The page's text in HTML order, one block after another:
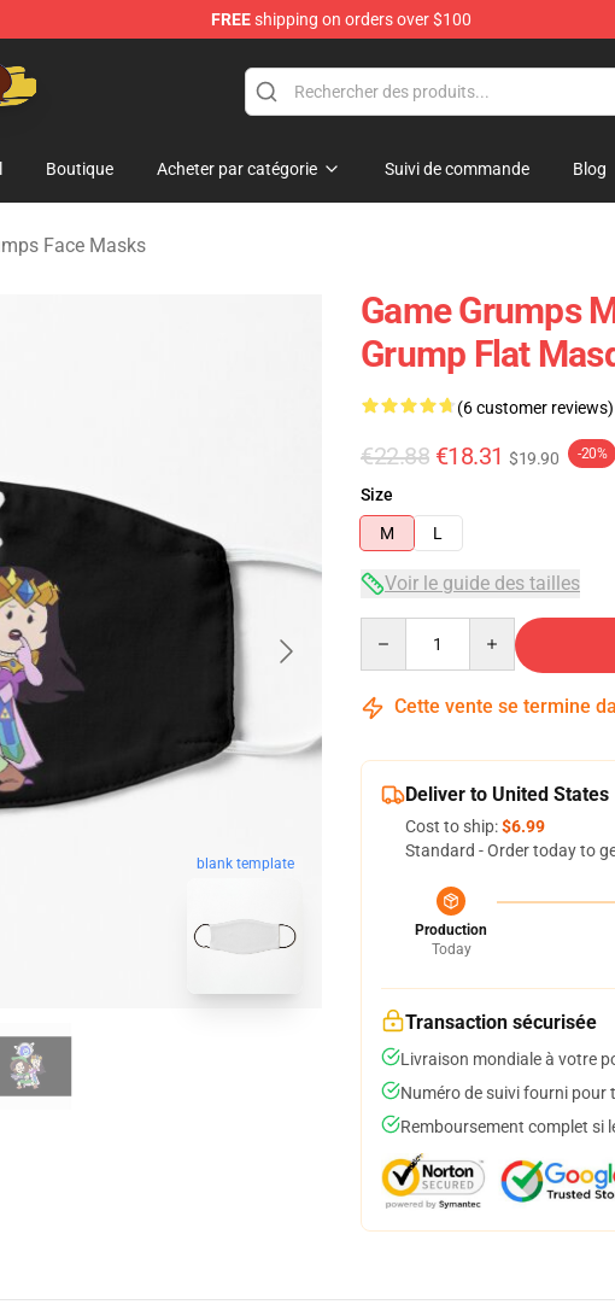
FREEshipping on orders over $100
Store
Boutique Acheter par catégorie Suivi de commande Blog
Face Masks
blank template
Game Grumps
Grump Flat
(6 customer reviews)
€22.88 €18.31 $19.90 -20%
Size
M
L
Voir le guide des tailles
Cette vente se termine
Deliver to United States
Cost to ship:$6.99
Standard - Order today to
Production
Today
Transaction sécurisée
Livraison mondiale à votre
Numéro de suivi fourni pour
Remboursement complet si